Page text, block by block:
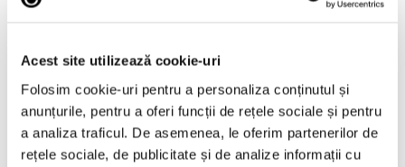
Acest site utilizează cookie-uri
Folosim cookie-uri pentru a personaliza conținutul și
anunțurile, pentru a oferi funcții de rețele sociale și pentru
a analiza traficul. De asemenea, le oferim partenerilor de
rețele sociale, de publicitate și de analize informații cu